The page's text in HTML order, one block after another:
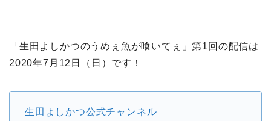
「生田よしかつのうめぇ魚が喰いてぇ」第1回の配信は
2020年7月12日（日）です！
生田よしかつ公式チャンネル